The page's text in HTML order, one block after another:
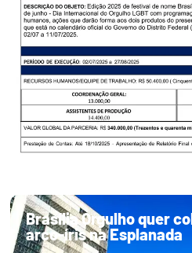
Brasília Orgulho quer
arco-íris na Esplanada